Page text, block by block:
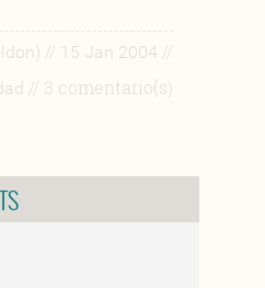
// 15 Jan 2004 //
// 3 comentario(s)